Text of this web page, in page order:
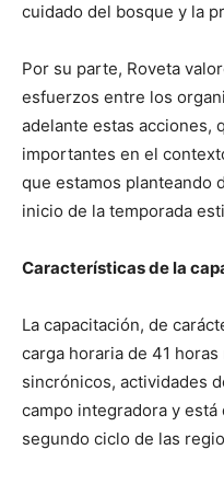
cuidado del bosque y la
Por su parte, Roveta
esfuerzos entre los
adelante estas acciones,
importantes en el
que estamos planteando
inicio de la temporada
Características de la
La capacitación, de
carga horaria de 41
sincrónicos, actividades
campo integradora y
segundo ciclo de las